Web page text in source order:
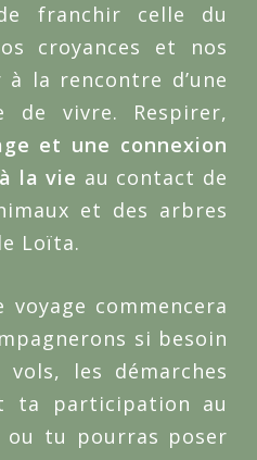
franchir celle du
croyances et nos
la rencontre d’une
de vivre. Respirer,
et une connexion
la vie au contact de
et des arbres
Loïta.
commencera
si besoin
les démarches
ta participation au
ou tu pourras poser